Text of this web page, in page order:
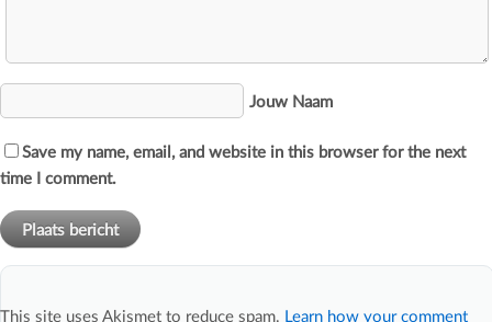
Jouw Naam
Save my name, email, and website in this browser for the next
time I comment.
This site uses Akismet to reduce spam. Learn how your comment